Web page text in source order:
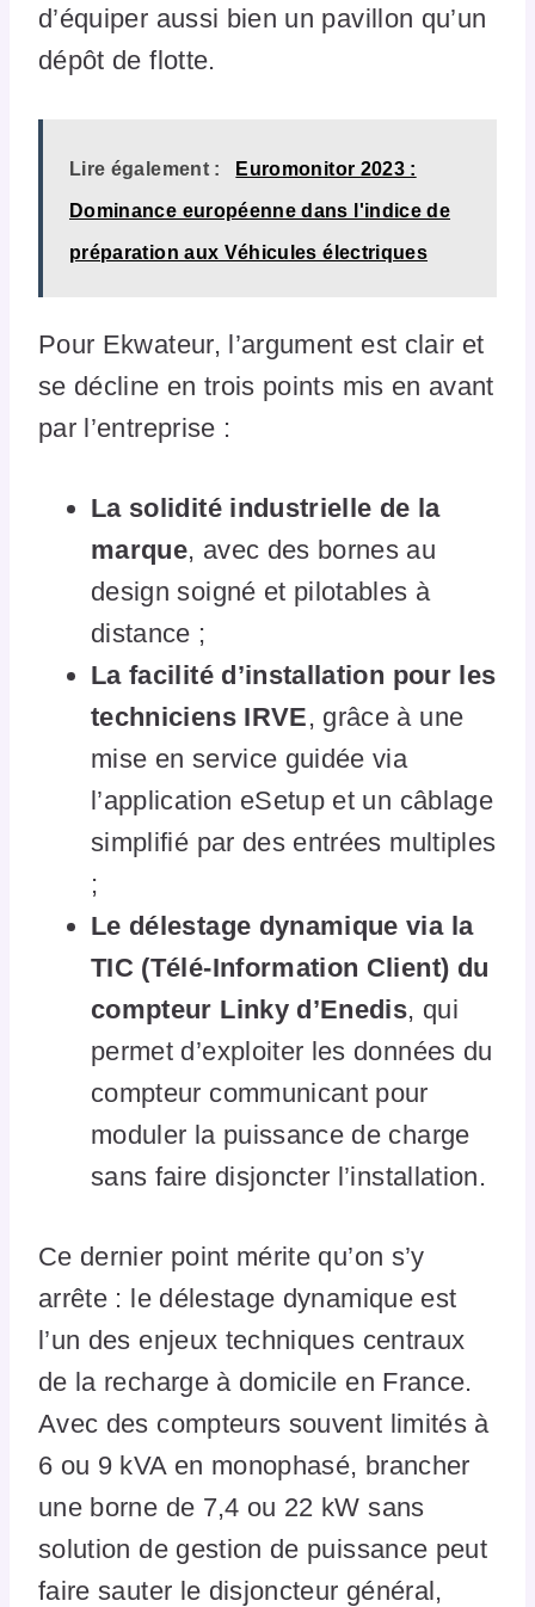
d’équiper aussi bien un pavillon qu’un
dépôt de flotte.
Lire également : Euromonitor 2023 :
Dominance européenne dans l'indice de
préparation aux Véhicules électriques
Pour Ekwateur, l’argument est clair et
se décline en trois points mis en avant
par l’entreprise :
La solidité industrielle de la
marque, avec des bornes au
design soigné et pilotables à
distance ;
La facilité d’installation pour les
techniciens IRVE, grâce à une
mise en service guidée via
l’application eSetup et un câblage
simplifié par des entrées multiples
;
Le délestage dynamique via la
TIC (Télé-Information Client) du
compteur Linky d’Enedis, qui
permet d’exploiter les données du
compteur communicant pour
moduler la puissance de charge
sans faire disjoncter l’installation.
Ce dernier point mérite qu’on s’y
arrête : le délestage dynamique est
l’un des enjeux techniques centraux
de la recharge à domicile en France.
Avec des compteurs souvent limités à
6 ou 9 kVA en monophasé, brancher
une borne de 7,4 ou 22 kW sans
solution de gestion de puissance peut
faire sauter le disjoncteur général,